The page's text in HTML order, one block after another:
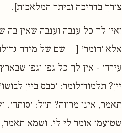
צורך בדריכה וביתר המלאכות].
ואין לך כל ענבה וענבה שאין בה
אלא ׳חומר׳ [ = שם של מידה
עירה׳ - אין לך כל גפן וגפן
יין? תלמוד־לומר: ׳כבס ביין
תאמר, אינו מרווה? ת״ל: ׳סותה׳.
שטועמו אומר לי לי. ושמא תאמר,